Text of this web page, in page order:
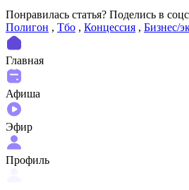
Понравилась статья? Поделиcь в
Полигон , Тбо , Концессия , Бизнес/
Главная
Афиша
Эфир
Профиль